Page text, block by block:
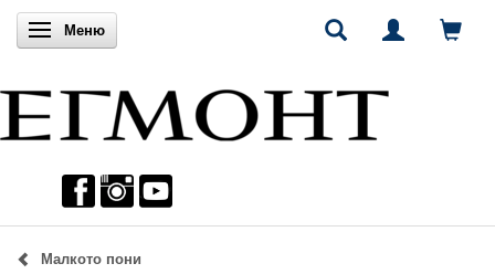
Включи навигацията
Меню
Малкото пони